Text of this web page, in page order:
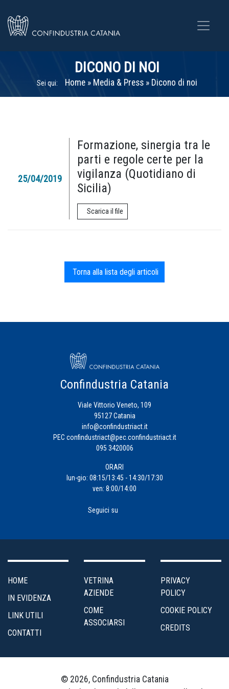
DICONO DI NOI
Sei qui: Home » Media & Press » Dicono di noi
25/04/2019
Formazione, sinergia tra le
parti e regole certe per la
vigilanza (Quotidiano di
Sicilia)
Scarica il file
Torna alla lista degli articoli
Confindustria Catania
Viale Vittorio Veneto, 109
95127 Catania
info@confindustriact.it
PEC confindustriact@pec.confindustriact.it
095 3420006
ORARI
lun-gio: 08:15/13:45 - 14:30/17:30
ven: 8:00/14:00
Seguici su
HOME
IN EVIDENZA
LINK UTILI
CONTATTI
VETRINA
AZIENDE
COME
ASSOCIARSI
PRIVACY
POLICY
COOKIE POLICY
CREDITS
© 2026, Confindustria Catania